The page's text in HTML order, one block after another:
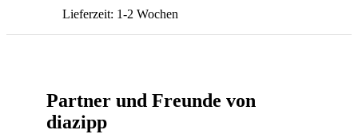
Lieferzeit: 1-2 Wochen
Partner und Freunde von
diazipp